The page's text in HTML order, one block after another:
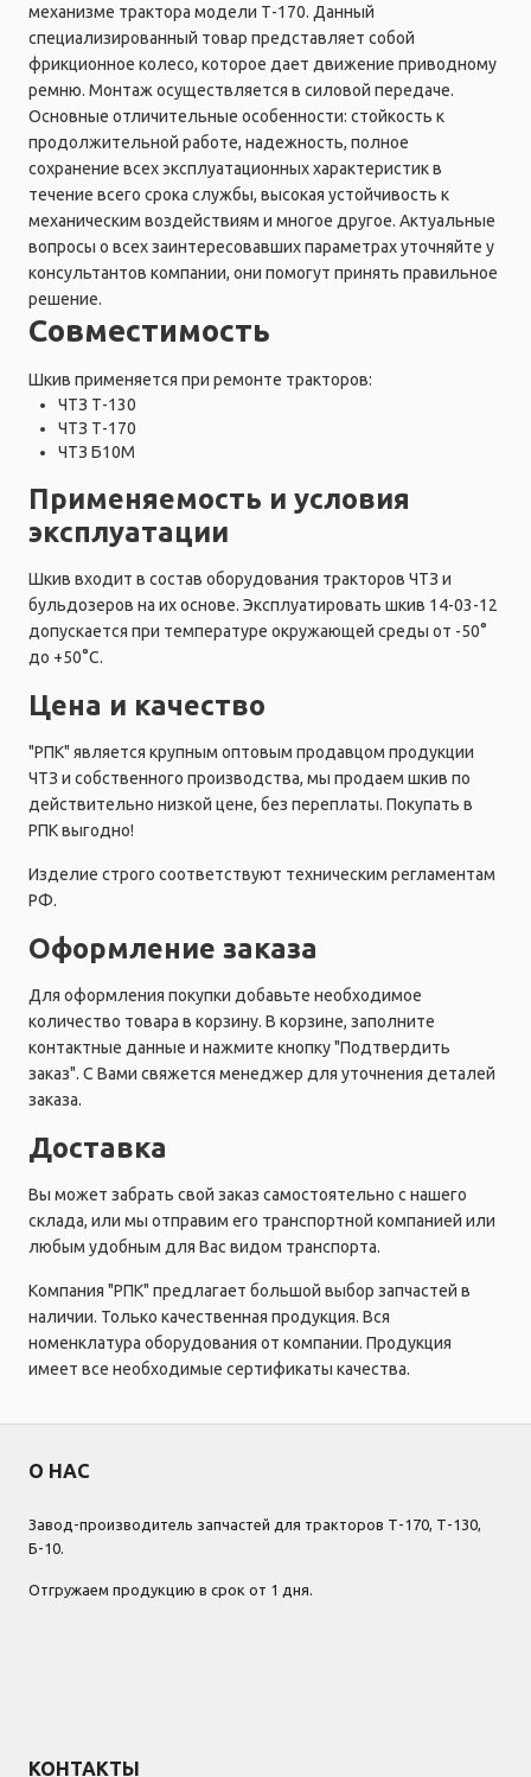
механизме трактора модели Т-170. Данный
специализированный товар представляет собой
фрикционное колесо, которое дает движение приводному
ремню. Монтаж осуществляется в силовой передаче.
Основные отличительные особенности: стойкость к
продолжительной работе, надежность, полное
сохранение всех эксплуатационных характеристик в
течение всего срока службы, высокая устойчивость к
механическим воздействиям и многое другое. Актуальные
вопросы о всех заинтересовавших параметрах уточняйте у
консультантов компании, они помогут принять правильное
решение.
Совместимость
Шкив применяется при ремонте тракторов:
ЧТЗ Т-130
ЧТЗ Т-170
ЧТЗ Б10М
Применяемость и условия
эксплуатации
Шкив входит в состав оборудования тракторов ЧТЗ и
бульдозеров на их основе. Эксплуатировать шкив 14-03-12
допускается при температуре окружающей среды от -50°
до +50°C.
Цена и качество
"РПК" является крупным оптовым продавцом продукции
ЧТЗ и собственного производства, мы продаем шкив по
действительно низкой цене, без переплаты. Покупать в
РПК выгодно!
Изделие строго соответствуют техническим регламентам
РФ.
Оформление заказа
Для оформления покупки добавьте необходимое
количество товара в корзину. В корзине, заполните
контактные данные и нажмите кнопку "Подтвердить
заказ". С Вами свяжется менеджер для уточнения деталей
заказа.
Доставка
Вы может забрать свой заказ самостоятельно с нашего
склада, или мы отправим его транспортной компанией или
любым удобным для Вас видом транспорта.
Компания "РПК" предлагает большой выбор запчастей в
наличии. Только качественная продукция. Вся
номенклатура оборудования от компании. Продукция
имеет все необходимые сертификаты качества.
О НАС
Завод-производитель запчастей для тракторов Т-170, Т-130,
Б-10.
Отгружаем продукцию в срок от 1 дня.
КОНТАКТЫ